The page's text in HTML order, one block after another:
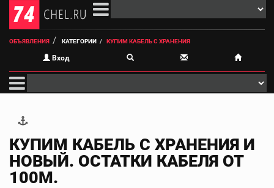
ОБЪЯВЛЕНИЯ КАТЕГОРИИ КУПИМ КАБЕЛЬ С ХРАНЕНИЯ
Вход
КУПИМ КАБЕЛЬ С ХРАНЕНИЯ И
НОВЫЙ. ОСТАТКИ КАБЕЛЯ ОТ
100М.